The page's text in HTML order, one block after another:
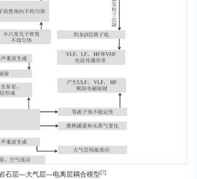
石层—大气层—电离层耦合模型[7]